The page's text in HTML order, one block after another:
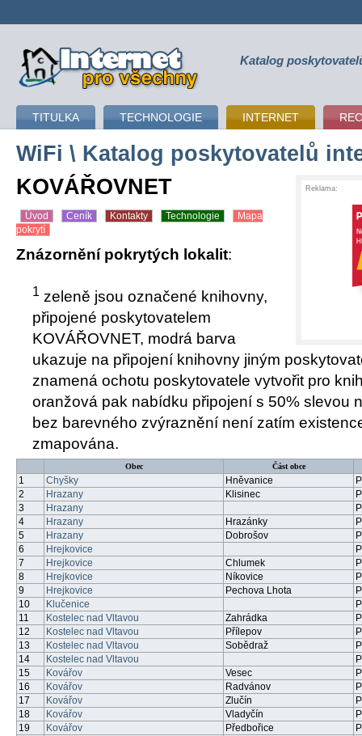
připojení k internetu Katalog
TITULKA TECHNOLOGIE INTERNET
WiFi \ Katalog poskytovatelů
Reklama:
KOVÁŘOVNET
Úvod Ceník Kontakty Technologie
Mapa
pokrytí
Znázornění pokrytých lokalit:
1 zeleně jsou označené knihovny,
připojené poskytovatelem
KOVÁŘOVNET, modrá barva
ukazuje na připojení knihovny jiným
znamená ochotu poskytovatele vytvořit pro
oranžová pak nabídku připojení s 50% slevou
bez barevného zvýraznění není zatím
zmapována.
Obec Část obce
1 Chyšky Hněvanice
2
Hrazany Klisinec
3
Hrazany
4
Hrazany Hrazánky
5
Hrazany Dobrošov
6
Hrejkovice
7
Hrejkovice Chlumek
8
Hrejkovice Níkovice
9
Hrejkovice Pechova Lhota
10
Klučenice
11
Kostelec nad Vltavou Zahrádka
12
Kostelec nad Vltavou Přílepov
13
Kostelec nad Vltavou Sobědraž
14
Kostelec nad Vltavou
15
Kovářov Vesec
16
Kovářov Radvánov
17
Kovářov Zlučín
18
Kovářov Vladyčín
19
Kovářov Předbořice